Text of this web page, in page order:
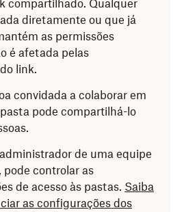
ouPode visualizar.
, se desejar.
.
um e‑mail com um link
Pode editar(visualizar,
ouPode visualizar(visualizar e
editar).
opcionalno Android ou em
no iOS para adicionar uma
.
compartilhado. Qualquer
diretamente ou que já
as permissões
é afetada pelas
link.
convidada a colaborar em
pode compartilhá-lo
de uma equipe
pode controlar as
de acesso às pastas. Saiba
as configurações dos